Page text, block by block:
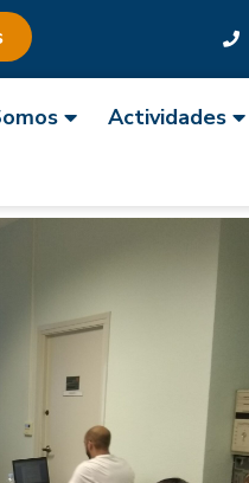
Actividades